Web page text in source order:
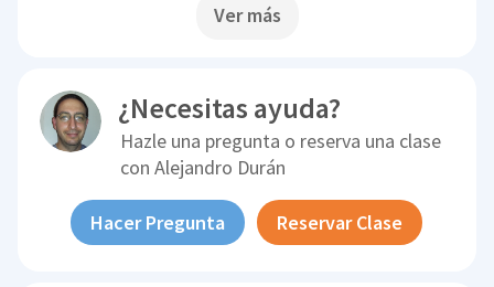
Ver más
¿Necesitas ayuda?
Hazle una pregunta o reserva una clase
conAlejandro Durán
Hacer Pregunta Reservar Clase